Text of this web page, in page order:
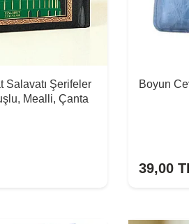
Salavatı Şerifeler
Mealli, Çanta
Boyun
39,00